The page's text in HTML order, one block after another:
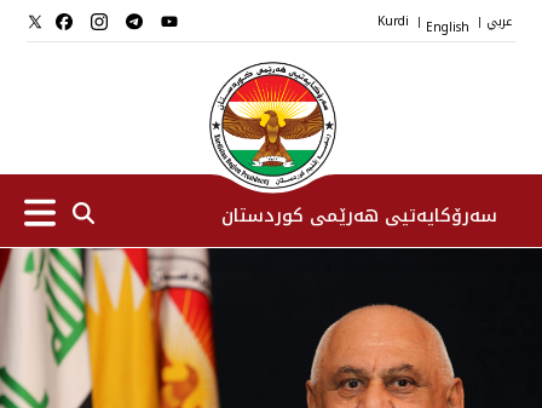
عربي |
English
|
Kurdi
سەرۆکایەتیی هەرێمی کوردستان
سەرۆك
جێگرانی سه‌رۆک